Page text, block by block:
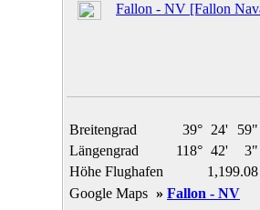
Fallon - NV [Fallon
Breitengrad 39° 24' 59"
Längengrad
118° 42' 3"
Höhe Flughafen
1,199.08
Google Maps » Fallon - NV